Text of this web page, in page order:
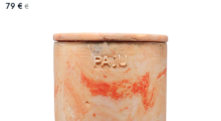
79 € €